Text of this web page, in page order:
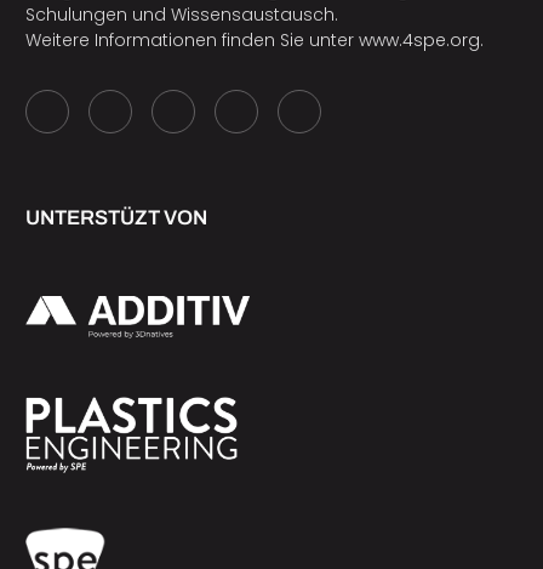
Schulungen und Wissensaustausch.
Weitere Informationen finden Sie unter www.4spe.org.
UNTERSTÜZT VON